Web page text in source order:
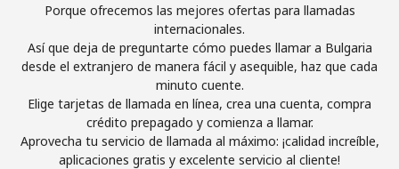
o
Continuar con
Porque ofrecemos las mejores ofertas para llamadas
internacionales.
Así que deja de preguntarte cómo puedes llamar a Bulgaria
desde el extranjero de manera fácil y asequible, haz que cada
minuto cuente.
Elige tarjetas de llamada en línea, crea una cuenta, compra
crédito prepagado y comienza a llamar.
Aprovecha tu servicio de llamada al máximo: ¡calidad increíble,
aplicaciones gratis y excelente servicio al cliente!